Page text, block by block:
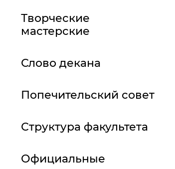
Творческие
мастерские
Слово декана
Попечительский совет
Структура факультета
Официальные